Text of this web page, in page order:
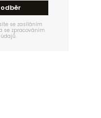
se zasíláním
se zpracováním